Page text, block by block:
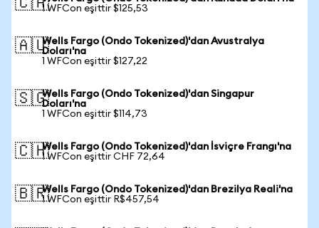
🇨🇦1 WFCon eşittir $125,53
🇦🇺Wells Fargo (Ondo Tokenized)'dan Avustralya
Doları'na
1 WFCon eşittir $127,22
🇸🇬Wells Fargo (Ondo Tokenized)'dan Singapur
Doları'na
1 WFCon eşittir $114,73
🇨🇭Wells Fargo (Ondo Tokenized)'dan İsviçre Frangı'na
1 WFCon eşittir CHF 72,64
🇧🇷Wells Fargo (Ondo Tokenized)'dan Brezilya Reali'na
1 WFCon eşittir R$457,54